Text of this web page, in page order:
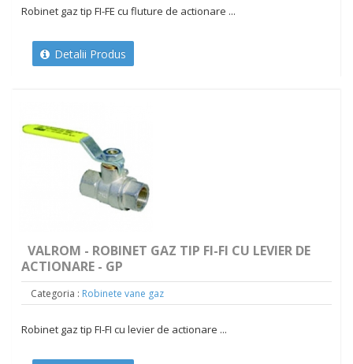
Robinet gaz tip FI-FE cu fluture de actionare ...
Detalii Produs
VALROM - ROBINET GAZ TIP FI-FI CU LEVIER DE
ACTIONARE - GP
Categoria : Robinete vane gaz
Robinet gaz tip FI-FI cu levier de actionare ...